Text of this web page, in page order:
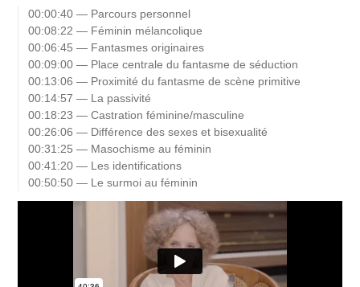
00:00:40 — Parcours personnel
00:08:22 — Féminin mélancolique
00:06:45 — Fantasmes originaires
00:09:00 — Place centrale du fantasme de séduction
00:13:06 — Proximité du fantasme de scène primitive
00:14:57 — La passivité
00:18:23 — Castration féminine/masculine
00:26:06 — Différence des sexes et bisexualité
00:31:25 — Masochisme au féminin
00:41:20 — Les identifications
00:50:50 — Le surmoi au féminin